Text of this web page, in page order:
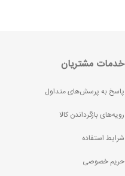
خدمات مشتریان
پاسخ به پرسش‌های متداول
رویه‌های بازگرداندن کالا
شرایط استفاده
حریم خصوصی